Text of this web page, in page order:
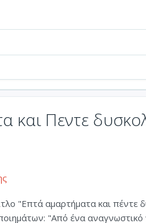
και Πεντε
"Επτά αμαρτήματα και πέντε
"Από ένα